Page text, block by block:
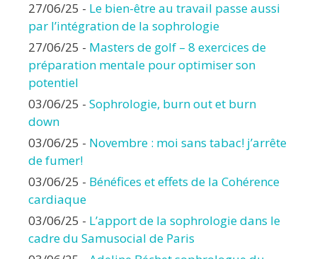
27/06/25 - Le bien-être au travail passe aussi
par l’intégration de la sophrologie
27/06/25 - Masters de golf – 8 exercices de
préparation mentale pour optimiser son
potentiel
03/06/25 - Sophrologie, burn out et burn
down
03/06/25 - Novembre : moi sans tabac! j’arrête
de fumer!
03/06/25 - Bénéfices et effets de la Cohérence
cardiaque
03/06/25 - L’apport de la sophrologie dans le
cadre du Samusocial de Paris